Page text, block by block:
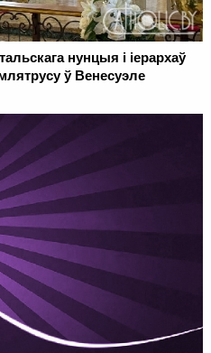
нунцыя і іерархаў
ў Венесуэле